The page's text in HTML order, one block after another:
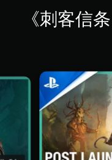
《刺客信